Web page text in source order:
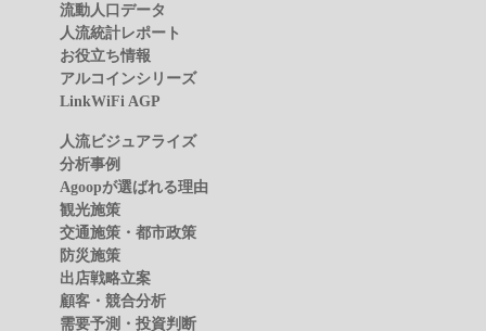
流動人口データ
人流統計レポート
お役立ち情報
アルコインシリーズ
LinkWiFi AGP
人流ビジュアライズ
分析事例
Agoopが選ばれる理由
観光施策
交通施策・都市政策
防災施策
出店戦略立案
顧客・競合分析
需要予測・投資判断